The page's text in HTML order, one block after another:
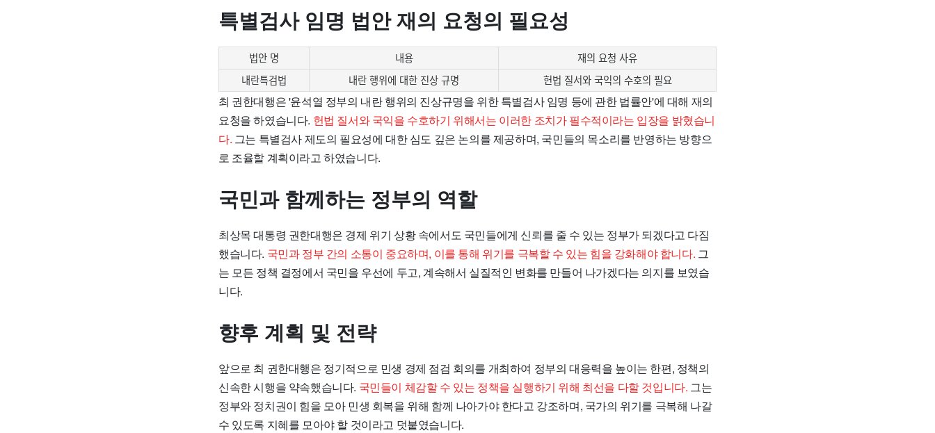
특별검사 임명 법안 재의 요청의 필요성
법안 명 내용
재의 요청 사유
내란특검법
내란 행위에 대한 진상 규명 헌법 질서와 국익의 수호의 필요
최 권한대행은 '윤석열 정부의 내란 행위의 진상규명을 위한 특별검사 임명 등에 관한 법률안'에 대해 재의
요청을 하였습니다. 헌법 질서와 국익을 수호하기 위해서는 이러한 조치가 필수적이라는 입장을 밝혔습니
다. 그는 특별검사 제도의 필요성에 대한 심도 깊은 논의를 제공하며, 국민들의 목소리를 반영하는 방향으
로 조율할 계획이라고 하였습니다.
국민과 함께하는 정부의 역할
최상목 대통령 권한대행은 경제 위기 상황 속에서도 국민들에게 신뢰를 줄 수 있는 정부가 되겠다고 다짐
했습니다. 국민과 정부 간의 소통이 중요하며, 이를 통해 위기를 극복할 수 있는 힘을 강화해야 합니다. 그
는 모든 정책 결정에서 국민을 우선에 두고, 계속해서 실질적인 변화를 만들어 나가겠다는 의지를 보였습
니다.
향후 계획 및 전략
앞으로 최 권한대행은 정기적으로 민생 경제 점검 회의를 개최하여 정부의 대응력을 높이는 한편, 정책의
신속한 시행을 약속했습니다. 국민들이 체감할 수 있는 정책을 실행하기 위해 최선을 다할 것입니다. 그는
정부와 정치권이 힘을 모아 민생 회복을 위해 함께 나아가야 한다고 강조하며, 국가의 위기를 극복해 나갈
수 있도록 지혜를 모아야 할 것이라고 덧붙였습니다.